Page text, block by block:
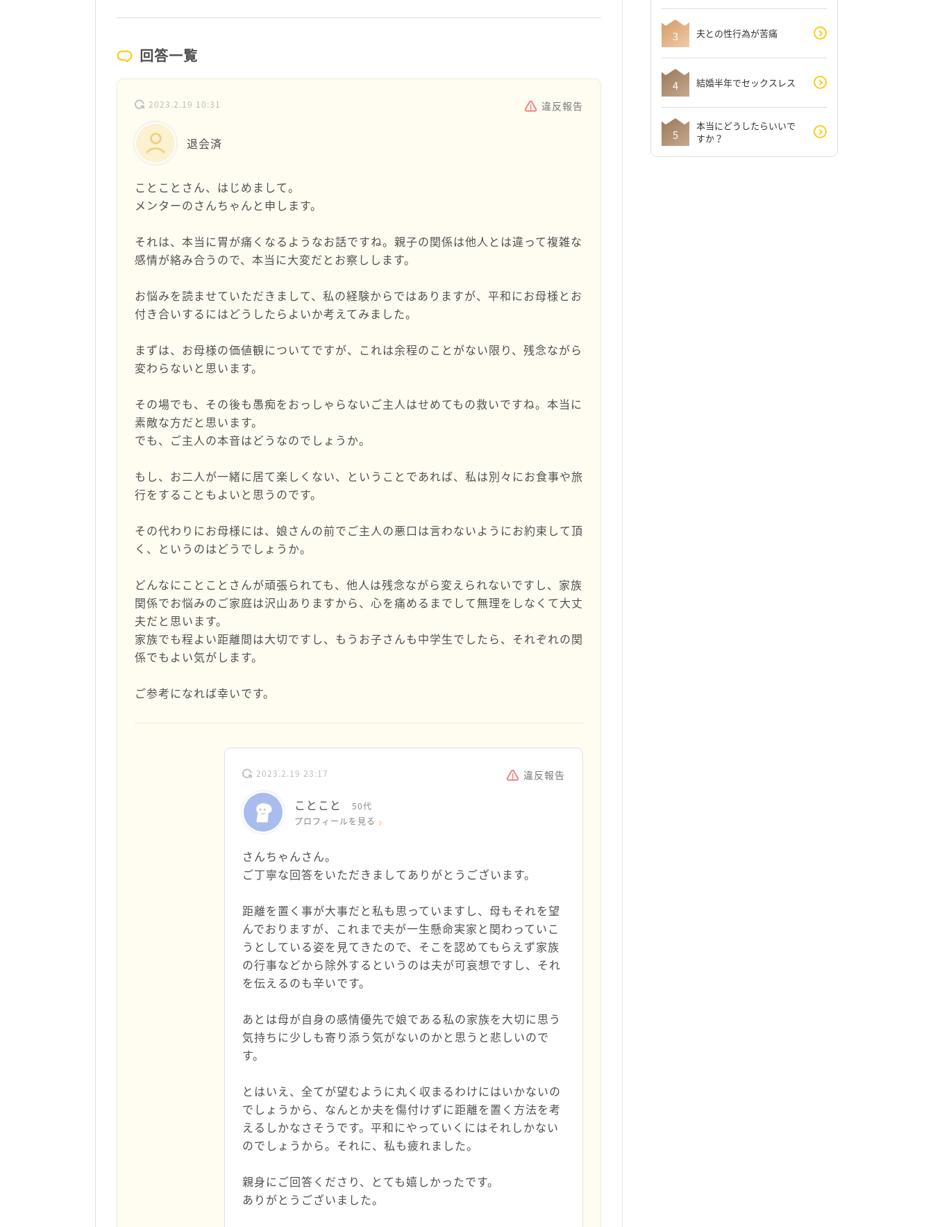
回答一覧
2023.2.19 10:31 違反報告
退会済
ことことさん、はじめまして。
メンターのさんちゃんと申します。
それは、本当に胃が痛くなるようなお話ですね。親子の関係は他人とは違って複雑な
感情が絡み合うので、本当に大変だとお察しします。
お悩みを読ませていただきまして、私の経験からではありますが、平和にお母様とお
付き合いするにはどうしたらよいか考えてみました。
まずは、お母様の価値観についてですが、これは余程のことがない限り、残念ながら
変わらないと思います。
その場でも、その後も愚痴をおっしゃらないご主人はせめてもの救いですね。本当に
素敵な方だと思います。
でも、ご主人の本音はどうなのでしょうか。
もし、お二人が一緒に居て楽しくない、ということであれば、私は別々にお食事や旅
行をすることもよいと思うのです。
その代わりにお母様には、娘さんの前でご主人の悪口は言わないようにお約束して頂
く、というのはどうでしょうか。
どんなにことことさんが頑張られても、他人は残念ながら変えられないですし、家族
関係でお悩みのご家庭は沢山ありますから、心を痛めるまでして無理をしなくて大丈
夫だと思います。
家族でも程よい距離間は大切ですし、もうお子さんも中学生でしたら、それぞれの関
係でもよい気がします。
ご参考になれば幸いです。
2023.2.19 23:17 違反報告
ことこと
50代
プロフィールを見る
さんちゃんさん。
ご丁寧な回答をいただきましてありがとうございます。
距離を置く事が大事だと私も思っていますし、母もそれを望
んでおりますが、これまで夫が一生懸命実家と関わっていこ
うとしている姿を見てきたので、そこを認めてもらえず家族
の行事などから除外するというのは夫が可哀想ですし、それ
を伝えるのも辛いです。
あとは母が自身の感情優先で娘である私の家族を大切に思う
気持ちに少しも寄り添う気がないのかと思うと悲しいので
す。
とはいえ、全てが望むように丸く収まるわけにはいかないの
でしょうから、なんとか夫を傷付けずに距離を置く方法を考
えるしかなさそうです。平和にやっていくにはそれしかない
のでしょうから。それに、私も疲れました。
親身にご回答くださり、とても嬉しかったです。
ありがとうございました。
夫との性行為が苦痛
結婚半年でセックスレス
本当にどうしたらいいで
すか？